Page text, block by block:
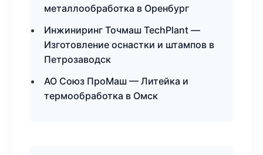
металлообработка в Оренбург
Инжиниринг Точмаш TechPlant —
Изготовление оснастки и штампов в
Петрозаводск
АО Союз ПроМаш — Литейка и
термообработка в Омск